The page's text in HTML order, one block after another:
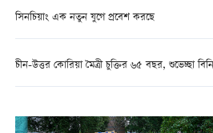
সিনচিয়াং এক নতুন যুগে প্রবেশ করছে
চীন-উত্তর কোরিয়া মৈত্রী চুক্তির ৬৫ বছর, শুভেচ্ছা